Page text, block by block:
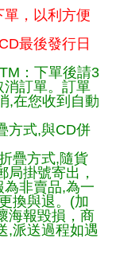
單，以利方便
最後發行日
：下單後請3
消訂單。訂單
,在您收到自動
方式,與CD併
疊方式,隨貨
局掛號寄出，
非賣品,為一
換與退。(加
海報毀損，商
,派送過程如遇